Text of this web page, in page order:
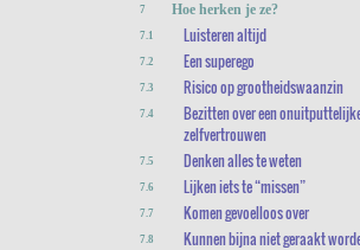
7 Hoe herken je ze?
7.1 Luisteren altijd
7.2 Een superego
7.3 Risico op grootheidswaanzin
7.4
Bezitten over een
zelfvertrouwen
7.5 Denken alles te weten
7.6 Lijken iets te “missen”
7.7 Komen gevoelloos over
7.8 Kunnen bijna niet geraakt